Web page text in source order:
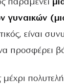
παραμένει
γυναικών
είναι
προσφέρει